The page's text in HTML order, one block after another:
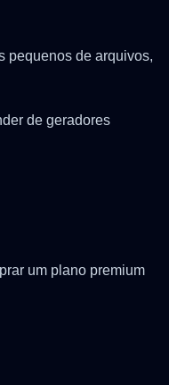
pequenos de arquivos,
de geradores
um plano premium